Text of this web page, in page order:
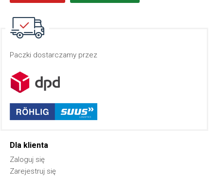
Paczki dostarczamy przez
Dla klienta
Zaloguj się
Zarejestruj się